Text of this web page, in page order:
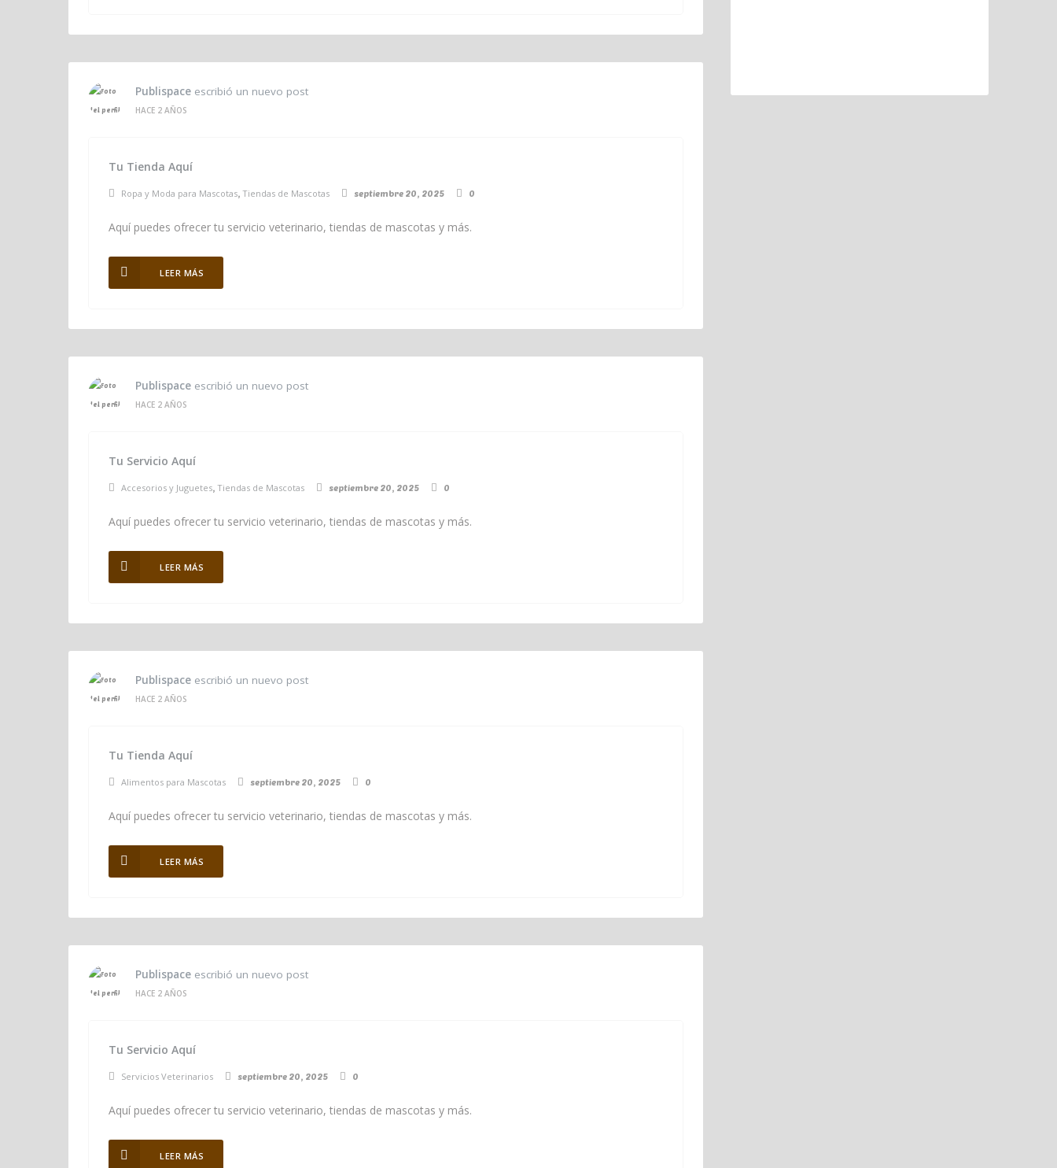
Publispace escribió un nuevo post
HACE 2 AÑOS
Tu Tienda Aquí
Ropa y Moda para Mascotas, Tiendas de Mascotas septiembre 20, 2025 0
Aquí puedes ofrecer tu servicio veterinario, tiendas de mascotas y más.
LEER MÁS
Publispace escribió un nuevo post
HACE 2 AÑOS
Tu Servicio Aquí
Accesorios y Juguetes, Tiendas de Mascotas septiembre 20, 2025 0
Aquí puedes ofrecer tu servicio veterinario, tiendas de mascotas y más.
LEER MÁS
Publispace escribió un nuevo post
HACE 2 AÑOS
Tu Tienda Aquí
Alimentos para Mascotas septiembre 20, 2025 0
Aquí puedes ofrecer tu servicio veterinario, tiendas de mascotas y más.
LEER MÁS
Publispace escribió un nuevo post
HACE 2 AÑOS
Tu Servicio Aquí
Servicios Veterinarios septiembre 20, 2025 0
Aquí puedes ofrecer tu servicio veterinario, tiendas de mascotas y más.
LEER MÁS